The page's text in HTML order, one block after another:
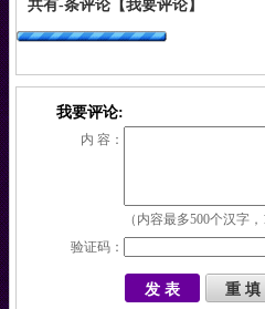
共有-条评论 【我要评论】
我要评论:
内 容：
（内容最多500个汉字
验证码：